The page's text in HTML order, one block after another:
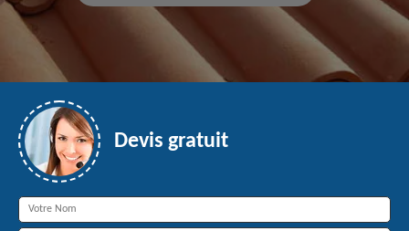
Devis gratuit